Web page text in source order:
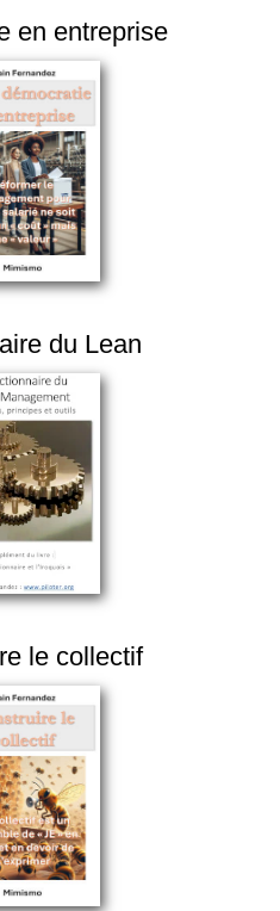
en entreprise
du Lean
le collectif